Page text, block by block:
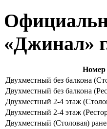
«Джинал»
Номер
Двухместный без балкона
Двухместный без балкона
Двухместный 2-4 этаж
Двухместный 2-4 этаж
Двухместный (Столовая)